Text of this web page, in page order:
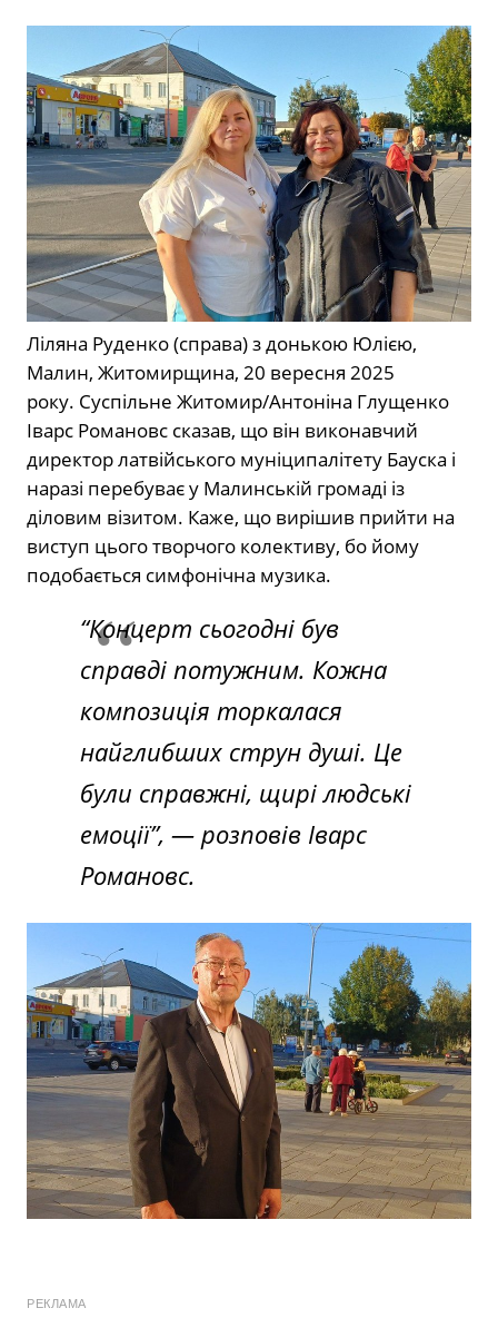
Ліляна Руденко (справа) з донькою Юлією,
Малин, Житомирщина, 20 вересня 2025
року. Суспільне Житомир/Антоніна Глущенко
Іварс Романовс сказав, що він виконавчий
директор латвійського муніципалітету Бауска і
наразі перебуває у Малинській громаді із
діловим візитом. Каже, що вирішив прийти на
виступ цього творчого колективу, бо йому
подобається симфонічна музика.
“Концерт сьогодні був
справді потужним. Кожна
композиція торкалася
найглибших струн душі. Це
були справжні, щирі людські
емоції”, — розповів Іварс
Романовс.
РЕКЛАМА